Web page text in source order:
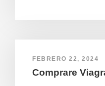
FEBRERO 22, 2024
Comprare